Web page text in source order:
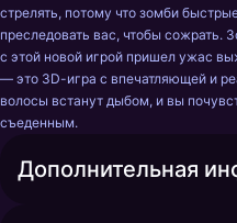
стрелять, потому что зомби
преследовать вас, чтобы сожрать.
с этой новой игрой пришел ужас
— это 3D-игра с впечатляющей и
волосы встанут дыбом, и вы
съеденным.
Дополнительная